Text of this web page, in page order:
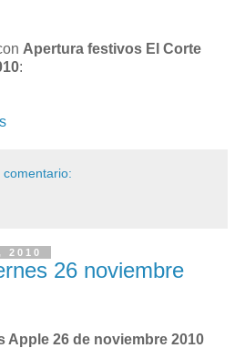
Apertura festivos El Corte
:
comentario:
2010
26 noviembre
Apple 26 de noviembre 2010